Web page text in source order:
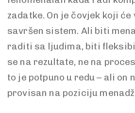
zadatke. On je čovjek koji
savršen sistem. Ali biti
raditi sa ljudima, biti
se na rezultate, ne na
to je potpuno u redu – ali on
provisan na poziciju